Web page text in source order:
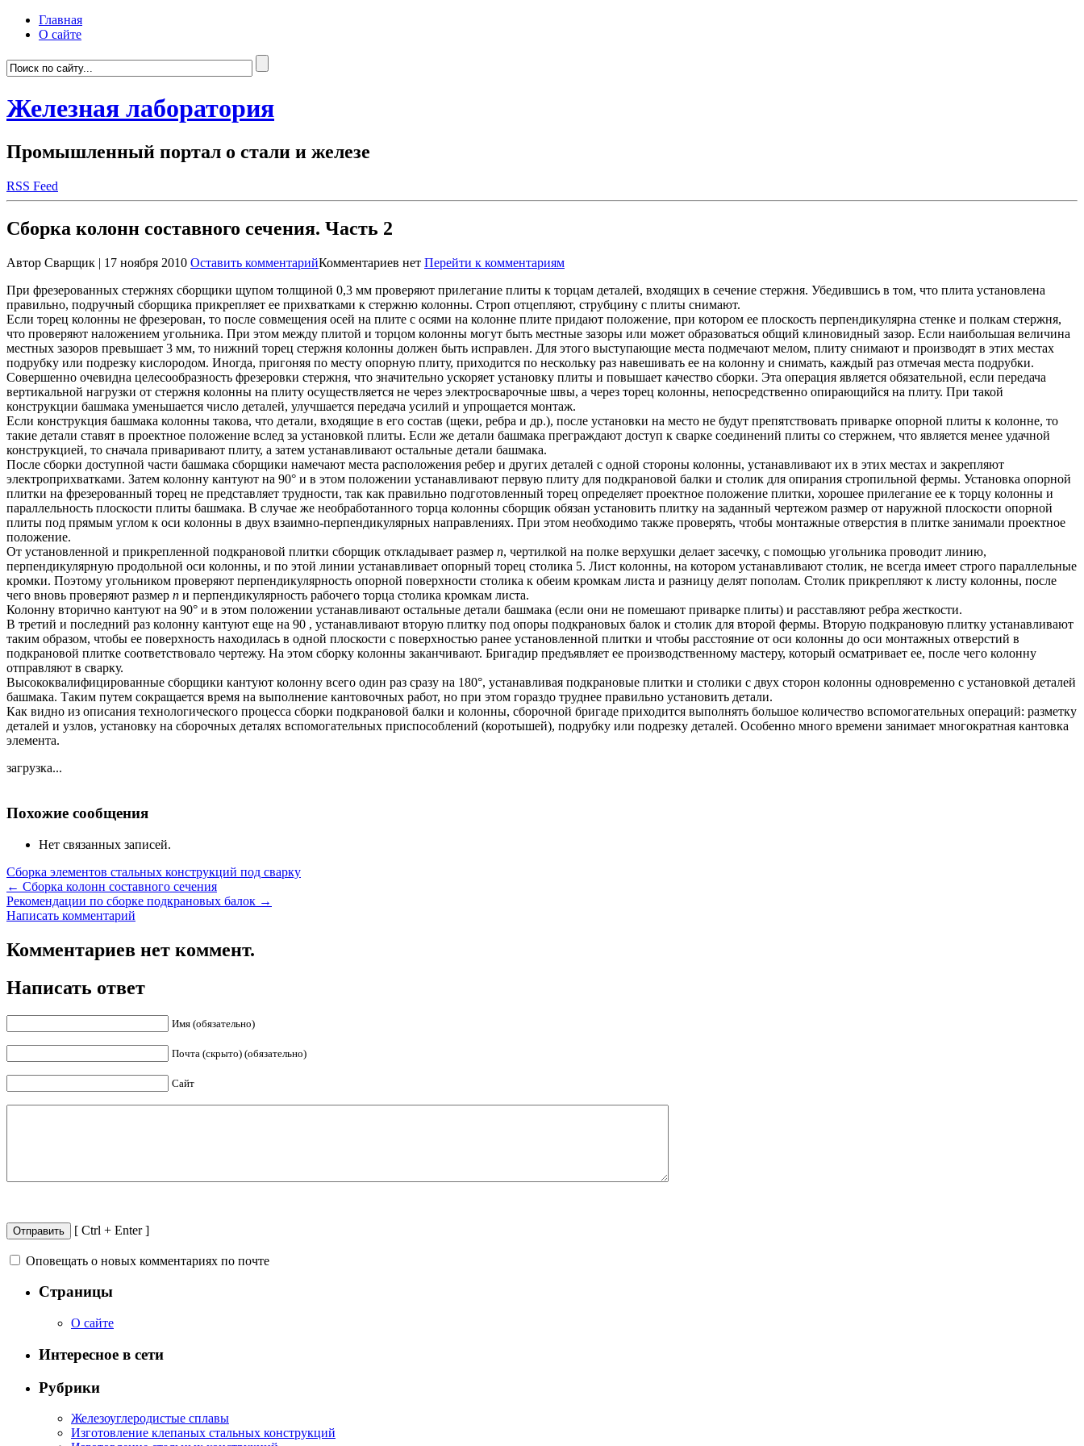
Главная
О сайте
Железная лаборатория
Промышленный портал о стали и железе
RSS Feed
Сборка колонн составного сечения. Часть 2
Автор Сварщик | 17 ноября 2010 Оставить комментарийКомментариев нет Перейти к комментариям
При фрезерованных стержнях сборщики щупом толщиной 0,3 мм проверяют прилегание плиты к торцам деталей, входящих в сечение стержня. Убедившись в том, что плита установлена
правильно, подручный сборщика прикрепляет ее прихватками к стержню колонны. Строп отцепляют, струбцину с плиты снимают.
Если торец колонны не фрезерован, то после совмещения осей на плите с осями на колонне плите придают положение, при котором ее плоскость перпендикулярна стенке и полкам стержня,
что проверяют наложением угольника. При этом между плитой и торцом колонны могут быть местные зазоры или может образоваться общий клиновидный зазор. Если наибольшая величина
местных зазоров превышает 3 мм, то нижний торец стержня колонны должен быть исправлен. Для этого выступающие места подмечают мелом, плиту снимают и производят в этих местах
подрубку или подрезку кислородом. Иногда, пригоняя по месту опорную плиту, приходится по нескольку раз навешивать ее на колонну и снимать, каждый раз отмечая места подрубки.
Совершенно очевидна целесообразность фрезеровки стержня, что значительно ускоряет установку плиты и повышает качество сборки. Эта операция является обязательной, если передача
вертикальной нагрузки от стержня колонны на плиту осуществляется не через электросварочные швы, а через торец колонны, непосредственно опирающийся на плиту. При такой
конструкции башмака уменьшается число деталей, улучшается передача усилий и упрощается монтаж.
Если конструкция башмака колонны такова, что детали, входящие в его состав (щеки, ребра и др.), после установки на место не будут препятствовать приварке опорной плиты к колонне, то
такие детали ставят в проектное положение вслед за установкой плиты. Если же детали башмака преграждают доступ к сварке соединений плиты со стержнем, что является менее удачной
конструкцией, то сначала приваривают плиту, а затем устанавливают остальные детали башмака.
После сборки доступной части башмака сборщики намечают места расположения ребер и других деталей с одной стороны колонны, устанавливают их в этих местах и закрепляют
электроприхватками. Затем колонну кантуют на 90° и в этом положении устанавливают первую плиту для подкрановой балки и столик для опирания стропильной фермы. Установка опорной
плитки на фрезерованный торец не представляет трудности, так как правильно подготовленный торец определяет проектное положение плитки, хорошее прилегание ее к торцу колонны и
параллельность плоскости плиты башмака. В случае же необработанного торца колонны сборщик обязан установить плитку на заданный чертежом размер от наружной плоскости опорной
плиты под прямым углом к оси колонны в двух взаимно-перпендикулярных направлениях. При этом необходимо также проверять, чтобы монтажные отверстия в плитке занимали проектное
положение.
От установленной и прикрепленной подкрановой плитки сборщик откладывает размер n, чертилкой на полке верхушки делает засечку, с помощью угольника проводит линию,
перпендикулярную продольной оси колонны, и по этой линии устанавливает опорный торец столика 5. Лист колонны, на котором устанавливают столик, не всегда имеет строго параллельные
кромки. Поэтому угольником проверяют перпендикулярность опорной поверхности столика к обеим кромкам листа и разницу делят пополам. Столик прикрепляют к листу колонны, после
чего вновь проверяют размер n и перпендикулярность рабочего торца столика кромкам листа.
Колонну вторично кантуют на 90° и в этом положении устанавливают остальные детали башмака (если они не помешают приварке плиты) и расставляют ребра жесткости.
В третий и последний раз колонну кантуют еще на 90 , устанавливают вторую плитку под опоры подкрановых балок и столик для второй фермы. Вторую подкрановую плитку устанавливают
таким образом, чтобы ее поверхность находилась в одной плоскости с поверхностью ранее установленной плитки и чтобы расстояние от оси колонны до оси монтажных отверстий в
подкрановой плитке соответствовало чертежу. На этом сборку колонны заканчивают. Бригадир предъявляет ее производственному мастеру, который осматривает ее, после чего колонну
отправляют в сварку.
Высококвалифицированные сборщики кантуют колонну всего один раз сразу на 180°, устанавливая подкрановые плитки и столики с двух сторон колонны одновременно с установкой деталей
башмака. Таким путем сокращается время на выполнение кантовочных работ, но при этом гораздо труднее правильно установить детали.
Как видно из описания технологического процесса сборки подкрановой балки и колонны, сборочной бригаде приходится выполнять большое количество вспомогательных операций: разметку
деталей и узлов, установку на сборочных деталях вспомогательных приспособлений (коротышей), подрубку или подрезку деталей. Особенно много времени занимает многократная кантовка
элемента.
загрузка...
Похожие сообщения
Нет связанных записей.
Сборка элементов стальных конструкций под сварку
← Сборка колонн составного сечения
Рекомендации по сборке подкрановых балок →
Написать комментарий
Комментариев нет коммент.
Написать ответ
Имя (обязательно)
Почта (скрыто) (обязательно)
Сайт
[ Ctrl + Enter ]
Оповещать о новых комментариях по почте
Страницы
О сайте
Интересное в сети
Рубрики
Железоуглеродистые сплавы
Изготовление клепаных стальных конструкций